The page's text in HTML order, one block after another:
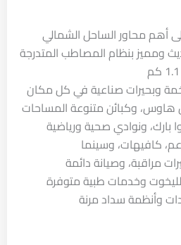
أهم محاور الساحل الشمالي
ومميز بنظام المصاطب المتدرجة
وبحيرات صناعية في كل مكان
هاوس، وكبائن متنوعة المساحات
بارك، ونوادي صحية ورياضية
كافيهات، وسينما
وخدمات طبية متوفرة
وأنظمة سداد مرنة